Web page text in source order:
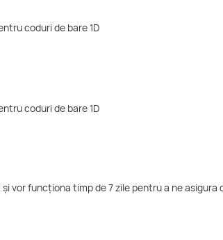
vor funcționa timp de 7 zile pentru a ne